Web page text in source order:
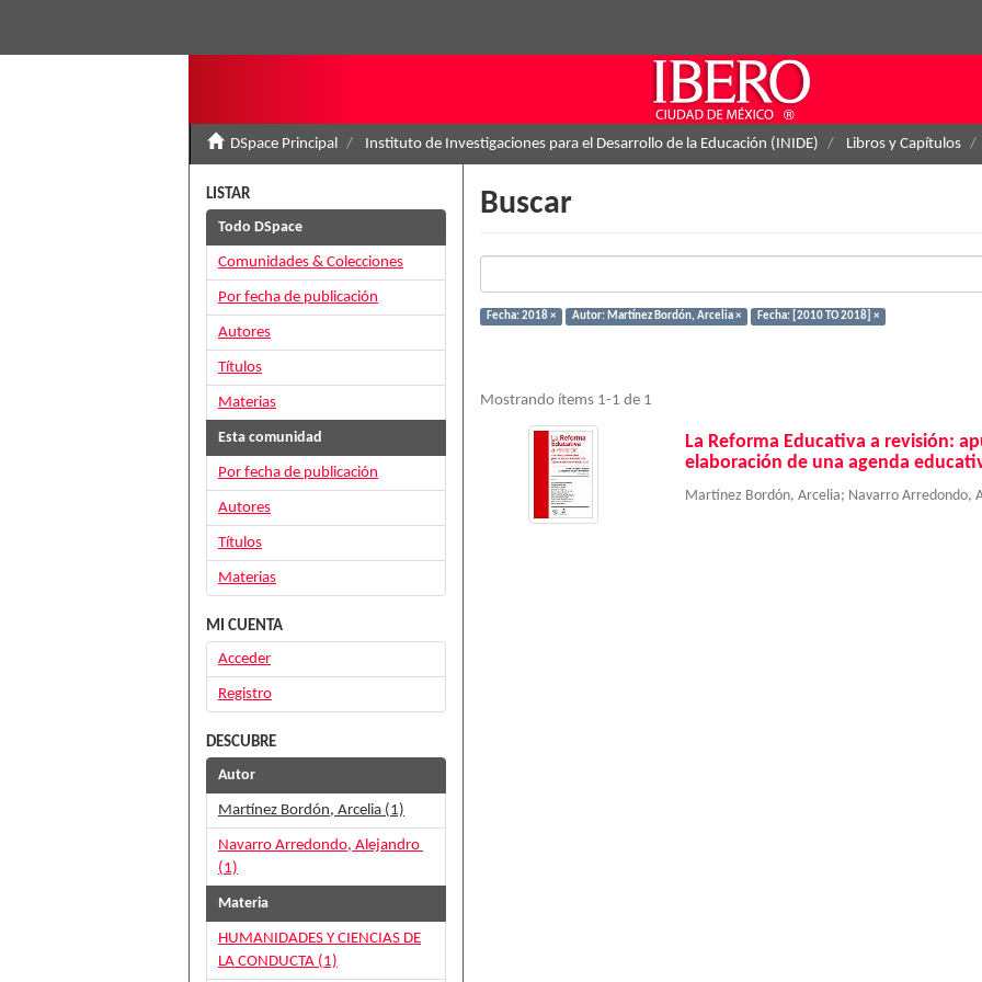
DSpace Principal Instituto de Investigaciones para el Desarrollo de la Educación (INIDE) Libros y Capítulos
Buscar
Fecha: 2018 × Autor: Martínez Bordón, Arcelia × Fecha: [2010 TO 2018] ×
Mostrando ítems 1-1 de 1
La Reforma Educativa a revisión:
elaboración de una agenda
Martínez Bordón, Arcelia; Navarro Arredondo,
LISTAR
Todo DSpace
Comunidades & Colecciones
Por fecha de publicación
Autores
Títulos
Materias
Esta comunidad
Por fecha de publicación
Autores
Títulos
Materias
MI CUENTA
Acceder
Registro
DESCUBRE
Autor
Martínez Bordón, Arcelia (1)
Navarro Arredondo, Alejandro
(1)
Materia
HUMANIDADES Y CIENCIAS DE
LA CONDUCTA (1)